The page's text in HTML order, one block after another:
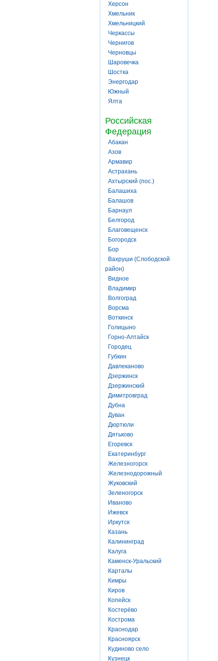
Херсон
Хмельник
Хмельницкий
Черкассы
Чернигов
Черновцы
Шаровечка
Шостка
Энергодар
Южный
Ялта
Российская
Федерация
Абакан
Азов
Армавир
Астрахань
Ахтырский (пос.)
Балашиха
Балашов
Барнаул
Белгород
Благовещенск
Богородск
Бор
Вахруши (Слободской
район)
Видное
Владимир
Волгоград
Ворсма
Воткинск
Голицыно
Горно-Алтайск
Городец
Губкин
Давлеканово
Дзержинск
Дзержинский
Димитровград
Дубна
Дуван
Дюртюли
Дятьково
Егоревск
Екатеринбург
Железногорск
Железнодорожный
Жуковский
Зеленогорск
Иваново
Ижевск
Иркутск
Казань
Калининград
Калуга
Каменск-Уральский
Карталы
Кимры
Киров
Копейск
Костерёво
Кострома
Краснодар
Красноярск
Кудиново село
Кузнецк